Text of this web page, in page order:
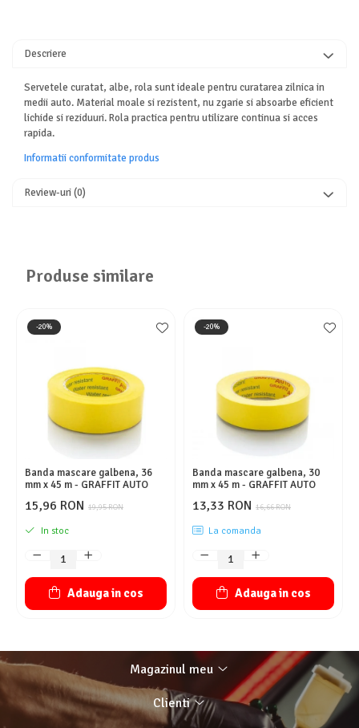
Descriere
Servetele curatat, albe, rola sunt ideale pentru curatarea zilnica in
medii auto. Material moale si rezistent, nu zgarie si absoarbe eficient
lichide si reziduuri. Rola practica pentru utilizare continua si acces
rapida.
Informatii conformitate produs
Review-uri(0)
Produse similare
-20%
Banda mascare galbena, 36
mm x 45 m - GRAFFIT AUTO
19,95 RON
15,96 RON
In stoc
Adauga in cos
-20%
Banda mascare galbena, 30
mm x 45 m - GRAFFIT AUTO
16,66 RON
13,33 RON
La comanda
Adauga in cos
Magazinul meu
Clienti